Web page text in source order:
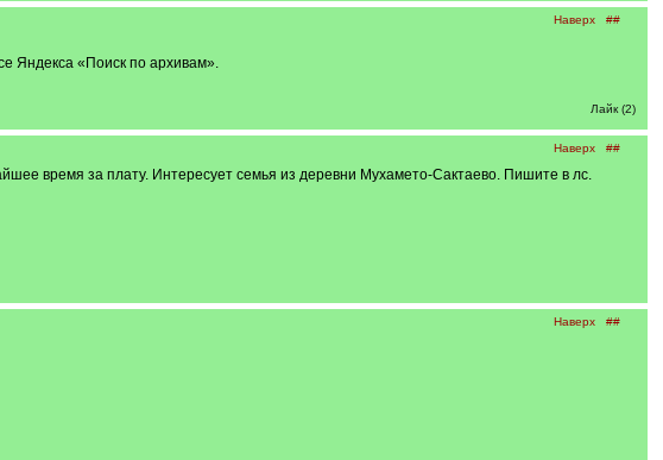
Наверх ##
Яндекса «Поиск по архивам».
Лайк (2)
Наверх ##
время за плату. Интересует семья из деревни Мухамето-Сактаево. Пишите в лс.
Наверх ##